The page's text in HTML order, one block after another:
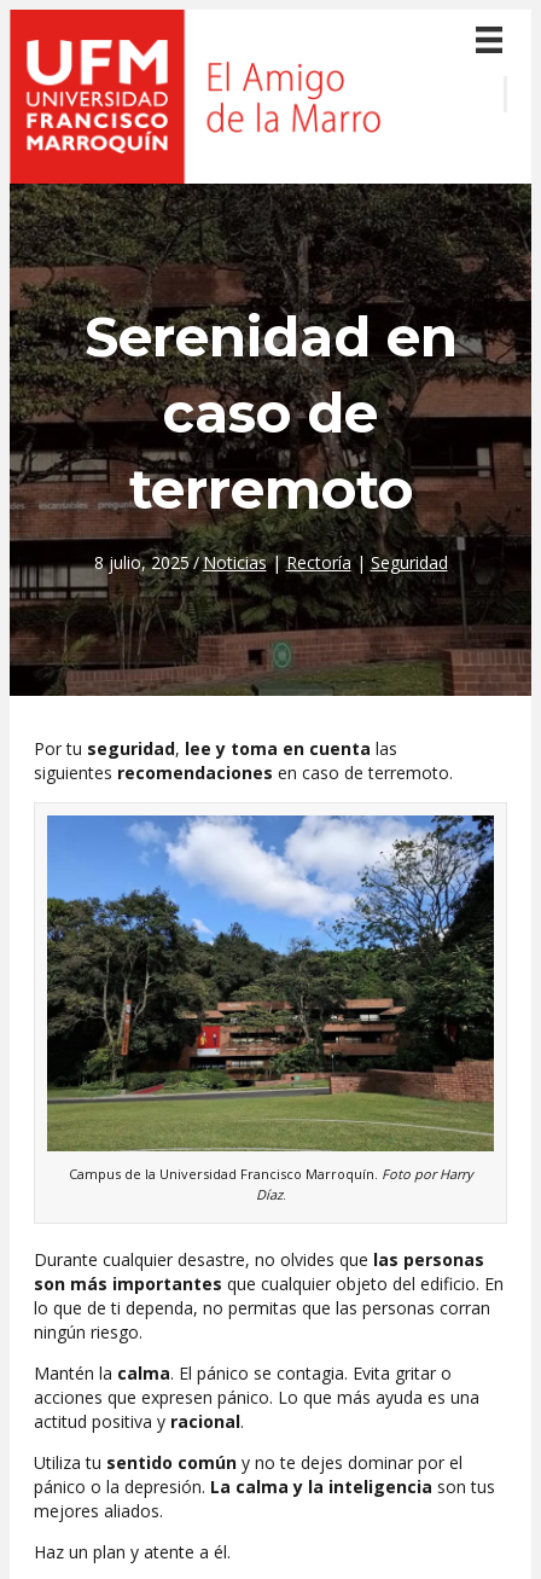
Serenidad en
caso de
terremoto
8 julio, 2025/Noticias|Rectoría| Seguridad
Por tu seguridad, lee y toma en cuenta las
siguientes recomendaciones en caso de terremoto.
Campus de la Universidad Francisco Marroquín. Foto por Harry
Díaz.
Durante cualquier desastre, no olvides que las personas
son más importantes que cualquier objeto del edificio. En
lo que de ti dependa, no permitas que las personas corran
ningún riesgo.
Mantén la calma. El pánico se contagia. Evita gritar o
acciones que expresen pánico. Lo que más ayuda es una
actitud positiva y racional.
Utiliza tu sentido común y no te dejes dominar por el
pánico o la depresión. La calma y la inteligencia son tus
mejores aliados.
Haz un plan y atente a él.